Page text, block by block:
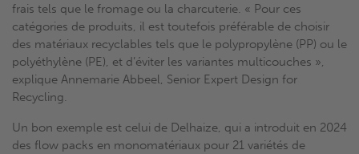
frais tels que le fromage ou la charcuterie. « Pour ces
catégories de produits, il est toutefois préférable de choisir
des matériaux recyclables tels que le polypropylène (PP) ou le
polyéthylène (PE), et d’éviter les variantes multicouches »,
explique Annemarie Abbeel, Senior Expert Design for
Recycling.
Un bon exemple est celui de Delhaize, qui a introduit en 2024
des flow packs en monomatériaux pour 21 variétés de